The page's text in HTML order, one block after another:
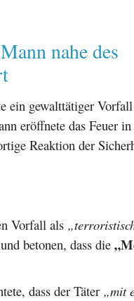
nahe des
ein gewalttätiger
eröffnete das Feuer
Reaktion der
Vorfall als
betonen, dass die
dass der Täter „mit